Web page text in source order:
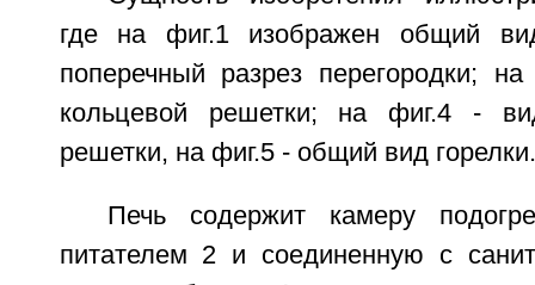
где на фиг.1 изображен общий
поперечный разрез перегородки;
кольцевой решетки; на фиг.4 -
решетки, на фиг.5 - общий вид горелки.
Печь содержит камеру
питателем 2 и соединенную с